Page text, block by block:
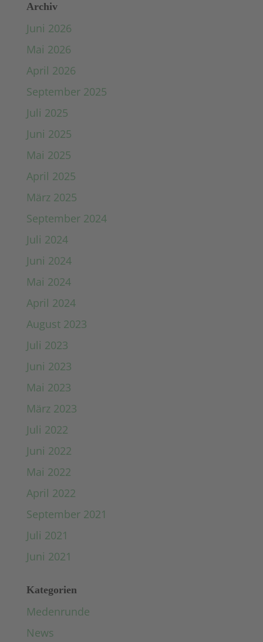
Archiv
Juni 2026
Mai 2026
April 2026
September 2025
Juli 2025
Juni 2025
Mai 2025
April 2025
März 2025
September 2024
Juli 2024
Juni 2024
Mai 2024
April 2024
August 2023
Juli 2023
Juni 2023
Mai 2023
März 2023
Juli 2022
Juni 2022
Mai 2022
April 2022
September 2021
Juli 2021
Juni 2021
Kategorien
Medenrunde
News